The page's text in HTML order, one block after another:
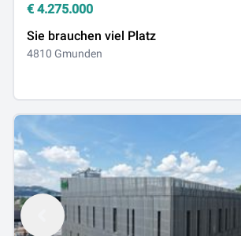
€ 4.275.000
Sie brauchen viel Platz
4810 Gmunden